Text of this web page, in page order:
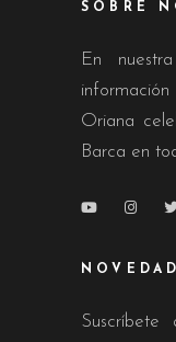
SOBRE
En
Oriana
Barca en